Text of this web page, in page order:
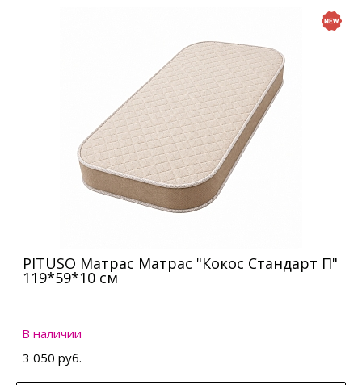
PITUSO Матрас Матрас "Кокос Стандарт П"
119*59*10 см
В наличии
3 050 руб.